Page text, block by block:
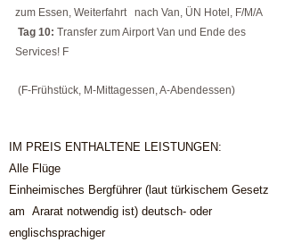
zum Essen, Weiterfahrt nach Van, ÜN Hotel, F/M/A
Tag 10: Transfer zum Airport Van und Ende des
Services! F
(F-Frühstück, M-Mittagessen, A-Abendessen)
IM PREIS ENTHALTENE LEISTUNGEN:
Alle Flüge
Einheimisches Bergführer (laut türkischem Gesetz
am Ararat notwendig ist) deutsch- oder
englischsprachiger